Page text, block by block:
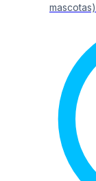
mascotas)